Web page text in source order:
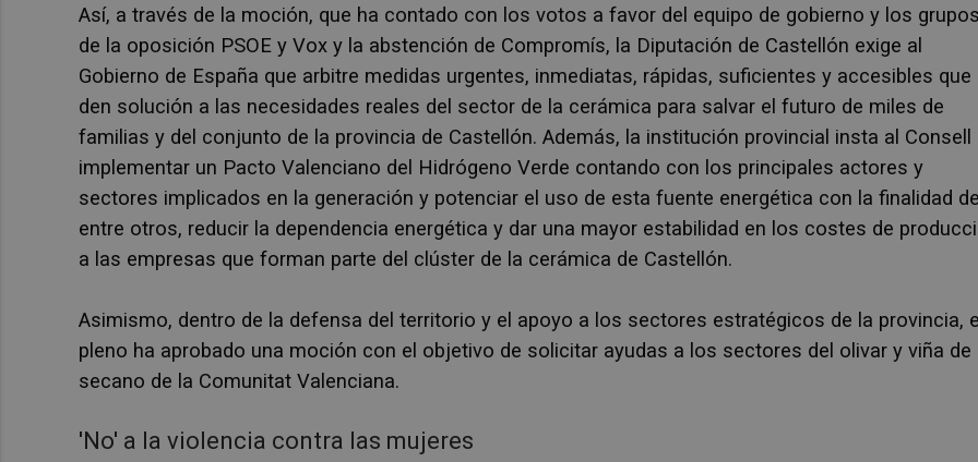
Así, a través de la moción, que ha contado con los votos a favor del equipo de gobierno y los grupos
de la oposición PSOE y Vox y la abstención de Compromís, la Diputación de Castellón exige al
Gobierno de España que arbitre medidas urgentes, inmediatas, rápidas, suficientes y accesibles que
den solución a las necesidades reales del sector de la cerámica para salvar el futuro de miles de
familias y del conjunto de la provincia de Castellón. Además, la institución provincial insta al Consell
implementar un Pacto Valenciano del Hidrógeno Verde contando con los principales actores y
sectores implicados en la generación y potenciar el uso de esta fuente energética con la finalidad
entre otros, reducir la dependencia energética y dar una mayor estabilidad en los costes de
a las empresas que forman parte del clúster de la cerámica de Castellón.
Asimismo, dentro de la defensa del territorio y el apoyo a los sectores estratégicos de la provincia,
pleno ha aprobado una moción con el objetivo de solicitar ayudas a los sectores del olivar y viña de
secano de la Comunitat Valenciana.
'No' a la violencia contra las mujeres